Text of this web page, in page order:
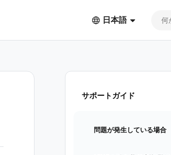
日本語
サポートガイド
問題が発生している場合